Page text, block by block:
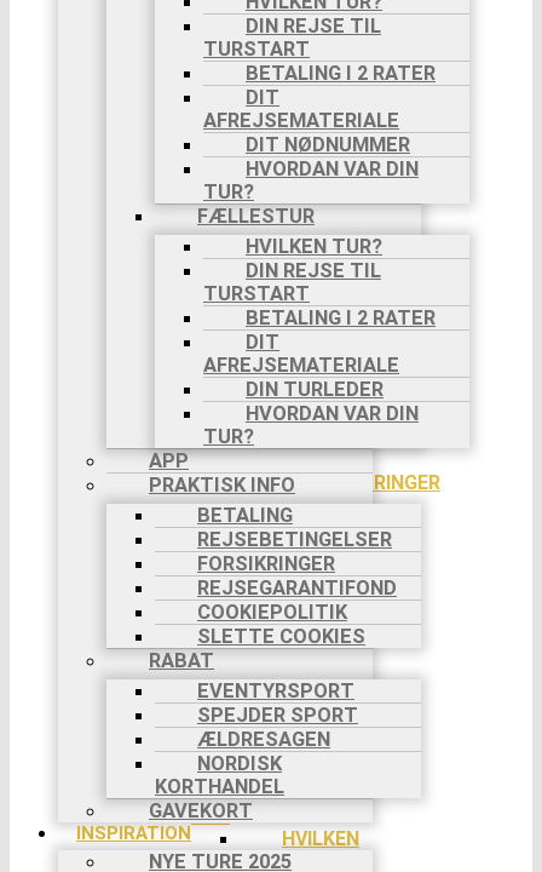
DIN REJSE TIL
TURSTART
BETALING I 2 RATER
DIT
AFREJSEMATERIALE
DIT NØDNUMMER
HVORDAN VAR DIN
TUR?
FÆLLESTUR
HVILKEN TUR?
DIN REJSE TIL
TURSTART
BETALING I 2 RATER
DIT
AFREJSEMATERIALE
DIN TURLEDER
HVORDAN VAR DIN
TUR?
APP
PRAKTISK INFO
BETALING
REJSEBETINGELSER
FORSIKRINGER
REJSEGARANTIFOND
COOKIEPOLITIK
SLETTE COOKIES
RABAT
EVENTYRSPORT
SPEJDER SPORT
ÆLDRESAGEN
NORDISK
KORTHANDEL
GAVEKORT
INSPIRATION
NYE TURE 2025
18/10-
25/10
TURE PÅ EGEN HÅND
OM TURE PÅ
EGEN HÅND
SE TURE PÅ
EGEN HÅND
PILGRIMSVANDRINGER
CAMINO
FRANCES
CAMINO
PORTUGUES
VIA DI
FRANCESCO
VIA
FRANCIGENA
AKTIVITETER
VANDRING
PILGRIMSVANDRINGER
CYKELTURE
TØMMERFLÅDE
KANOTURE
FAMILIETURE
VANDRING
MED HUND
VANDRING
MED ÆSEL
VANDRING
I DANMARK
SVÆRHEDSGRADER
DIN BOOKING
INDIVIDUEL
TUR
HVILKEN
TUR?